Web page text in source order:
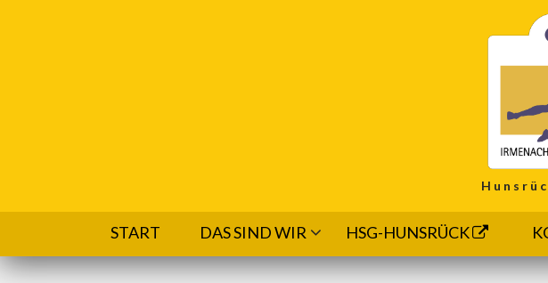
START DAS SIND WIR HSG-HUNSRÜCK